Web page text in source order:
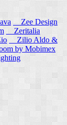
Zee Design
Zeritalia
Zilio Aldo &
by Mobimex